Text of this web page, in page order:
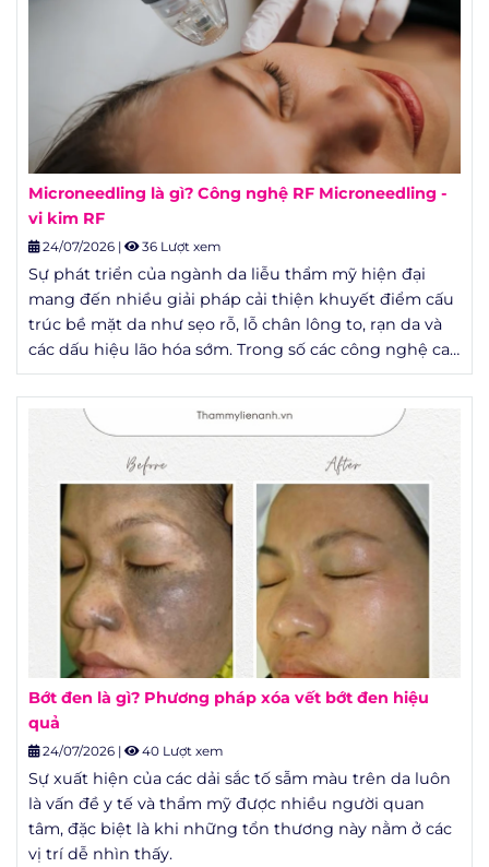
Microneedling là gì? Công nghệ RF Microneedling -
vi kim RF
24/07/2026 | 36 Lượt xem
Sự phát triển của ngành da liễu thẩm mỹ hiện đại
mang đến nhiều giải pháp cải thiện khuyết điểm cấu
trúc bề mặt da như sẹo rỗ, lỗ chân lông to, rạn da và
các dấu hiệu lão hóa sớm. Trong số các công nghệ can
thiệp ít xâm lấn, sự kết hợp giữa cơ học và năng lượng
sóng vô tuyến đang trở thành một xu hướng được
đánh giá cao về mặt lâm sàng nhờ khả năng phục hồi
dưỡng quá dài.
Bớt đen là gì? Phương pháp xóa vết bớt đen hiệu
quả
24/07/2026 | 40 Lượt xem
Sự xuất hiện của các dải sắc tố sẫm màu trên da luôn
là vấn đề y tế và thẩm mỹ được nhiều người quan
tâm, đặc biệt là khi những tổn thương này nằm ở các
vị trí dễ nhìn thấy.